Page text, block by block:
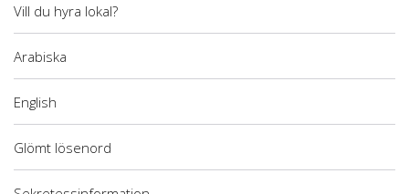
Vill du hyra lokal?
Arabiska
English
Glömt lösenord